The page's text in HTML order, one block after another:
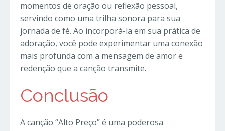
momentos de oração ou reflexão pessoal,
servindo como uma trilha sonora para sua
jornada de fé. Ao incorporá-la em sua prática de
adoração, você pode experimentar uma conexão
mais profunda com a mensagem de amor e
redenção que a canção transmite.
Conclusão
A canção “Alto Preço” é uma poderosa